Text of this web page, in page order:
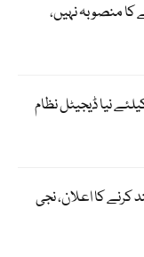
کا منصوبہ نہیں،
کیلئے نیا ڈیجیٹل نظام
سے بند کرنے کا اعلان، نجی